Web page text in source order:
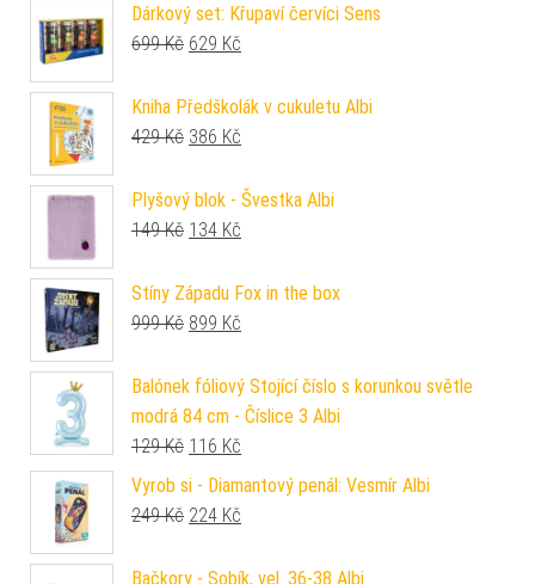
Dárkový set: Křupaví červíci Sens
699Kč Původní cena byla: 699 Kč.
629 Kč
Kniha Předškolák v cukuletu Albi
429Kč Původní cena byla: 429 Kč.
386 Kč
Plyšový blok - Švestka Albi
149Kč Původní cena byla: 149 Kč.
134 Kč
Stíny Západu Fox in the box
999Kč Původní cena byla: 999 Kč.
899 Kč
Balónek fóliový Stojící číslo s korunkou světle
modrá 84 cm - Číslice 3 Albi
129Kč Původní cena byla: 129 Kč.
116 Kč
Vyrob si - Diamantový penál: Vesmír Albi
249Kč Původní cena byla: 249 Kč.
224 Kč
Bačkory - Sobík, vel. 36-38 Albi